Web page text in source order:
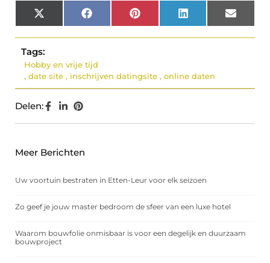
X
(Twitter)
Facebook Pinterest LinkedIn Email
Tags:
Hobby en vrije tijd
, date site , inschrijven datingsite , online daten
Delen:
Meer Berichten
Uw voortuin bestraten in Etten-Leur voor elk seizoen
Zo geef je jouw master bedroom de sfeer van een luxe hotel
Waarom bouwfolie onmisbaar is voor een degelijk en duurzaam
bouwproject